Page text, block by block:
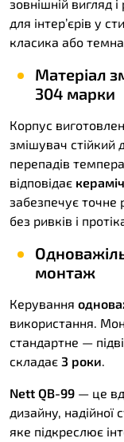
зовнішній вигляд
для інтер’єрів у
класика або
Матеріал
304 марки
Корпус
змішувач стійкий
перепадів
відповідає
забезпечує
без ривків і
монтаж
Керування
використання.
стандартне —
складає 3 роки.
Nett QB-99 — це
дизайну, надійної
яке підкреслює